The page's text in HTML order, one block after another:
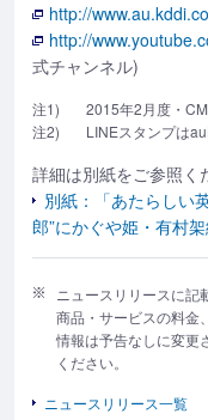
http://
http://
式チャンネル)
注1)
2015年2月度・
注2)
LINEスタンプは
詳細は別紙をご参照く
別紙：「あたらしい
郎”にかぐや姫・有村
ニュースリリースに記
商品・サービスの料金
情報は予告なしに変更
ください。
ニュースリリース一覧